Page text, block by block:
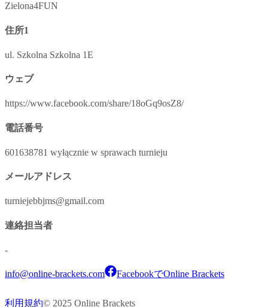
Zielona4FUN
住所1
ul. Szkolna Szkolna 1E
ウェブ
https://www.facebook.com/share/18oGq9osZ8/
電話番号
601638781 wyłącznie w sprawach turnieju
メールアドレス
turniejebbjms@gmail.com
連絡担当者
-
info@online-brackets.com FacebookでOnline Brackets
利用規約© 2025 Online Brackets